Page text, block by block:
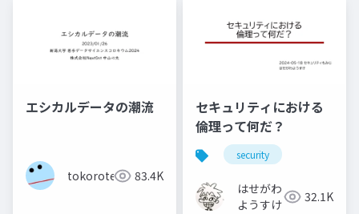
エシカルデータの潮流
tokoroten 83.4K
セキュリティにおける
倫理って何だ？
security
はせがわ
ようすけ
32.1K